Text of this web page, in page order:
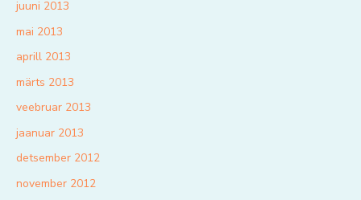
juuni 2013
mai 2013
aprill 2013
märts 2013
veebruar 2013
jaanuar 2013
detsember 2012
november 2012